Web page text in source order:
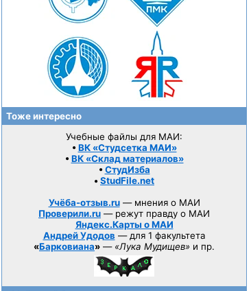
Тоже интересно
Учебные файлы для МАИ:
• ВК «Студсетка МАИ»
• ВК «Склад материалов»
• СтудИзба
• StudFile.net
Учёба-отзыв.ru— мнения о МАИ
Проверили.ru — режут правду о МАИ
Яндекс.Карты о МАИ
Андрей Удодов — для 1 факультета
«Барковиана» — «Лука Мудищев» и пр.